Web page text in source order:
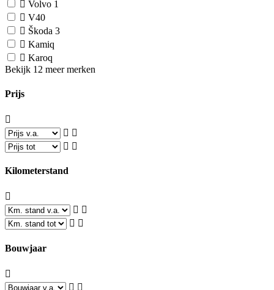
Volvo 1
V40
Škoda 3
Kamiq
Karoq
Bekijk 12 meer merken
Prijs
Kilometerstand
Bouwjaar